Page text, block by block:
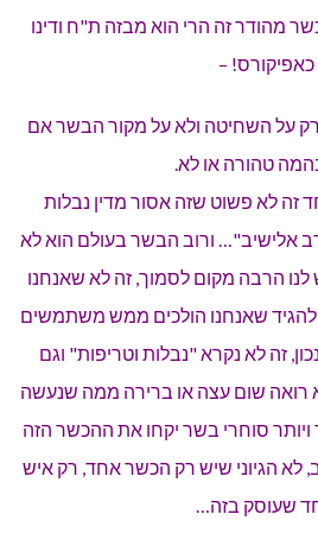
מהודר זה הרי הוא מבזה ת"ח ודינו
כאפיקורס! –
על השחיטה ולא על מקור הבשר אם
טהורה או לא.
זה לא פשוט שזה אסור מדין נבלות
אלישיב"… ורוב הבשר בעולם הוא לא
הרבה מקום לסמוך, זה לא שאנחנו
שאנחנו הולכים ממש משתמשים
זה לא נקרא "נבלות וטריפות" וגם
רואה שום עצה או ברירה ממה שנעשה
ויותר סוחרי בשר יקחו את ההכשר הזה
לא הגיוני שיש רק הכשר אחד, רק איש
שעוסק בזה…